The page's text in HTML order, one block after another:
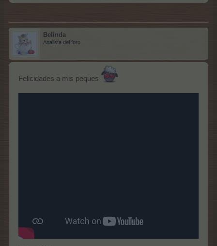
Belinda
Analista del foro
Felicidades a mis peques